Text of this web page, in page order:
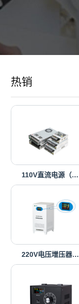
热销
110V直流电源（…
220V电压增压器…